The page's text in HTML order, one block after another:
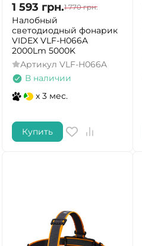
1 593 грн.1 770 грн.
Налобный
светодиодный фонарик
VIDEX VLF-H066A
2000Lm 5000K
Артикул VLF-H066A
В наличии
x 3 мес.
Купить